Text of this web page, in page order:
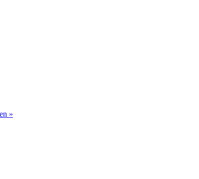
»